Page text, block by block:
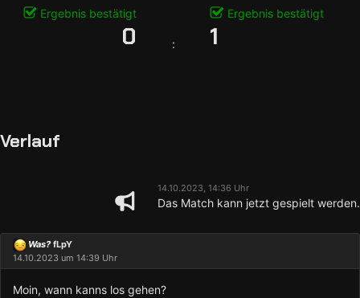
Ergebnis bestätigt Ergebnis bestätigt
0 : 1
Verlauf
14.10.2023, 14:36 Uhr
Das Match kann jetzt gespielt werden.
Was?fLpY
14.10.2023 um 14:39 Uhr
Moin, wann kanns los gehen?